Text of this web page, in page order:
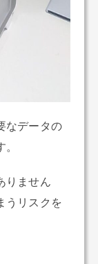
なデータの
りません
うリスクを